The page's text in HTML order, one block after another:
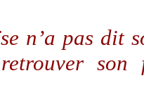
n’a pas dit
son